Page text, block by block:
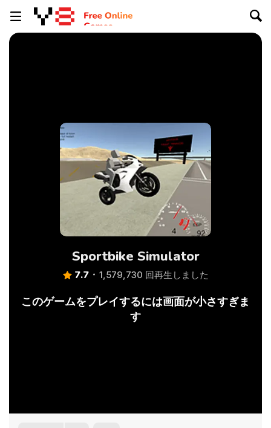
Sportbike Simulator
7.7 1,579,730 回再生しました
このゲームをプレイするには画面が小さすぎま
す